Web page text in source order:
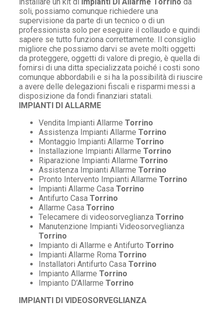
soli, possiamo comunque richiedere una
supervisione da parte di un tecnico o di un
professionista solo per eseguire il collaudo e quindi
sapere se tutto funziona correttamente. Il consiglio
migliore che possiamo darvi se avete molti oggetti
da proteggere, oggetti di valore di pregio, è quella di
fornirsi di una ditta specializzata poiché i costi sono
comunque abbordabili e si ha la possibilità di riuscire
a avere delle delegazioni fiscali e risparmi messi a
disposizione da fondi finanziari statali.
IMPIANTI DI ALLARME
Vendita Impianti Allarme Torrino
Assistenza Impianti Allarme Torrino
Montaggio Impianti Allarme Torrino
Installazione Impianti Allarme Torrino
Riparazione Impianti Allarme Torrino
Assistenza Impianti Allarme Torrino
Pronto Intervento Impianti Allarme Torrino
Impianti Allarme Casa Torrino
Antifurto Casa Torrino
Allarme Casa Torrino
Telecamere di videosorveglianza Torrino
Manutenzione Impianti Videosorveglianza
Torrino
Impianto di Allarme e Antifurto Torrino
Impianti Allarme Roma Torrino
Installatori Antifurto Casa Torrino
Impianto Allarme Torrino
Impianto D’Allarme Torrino
IMPIANTI DI VIDEOSORVEGLIANZA